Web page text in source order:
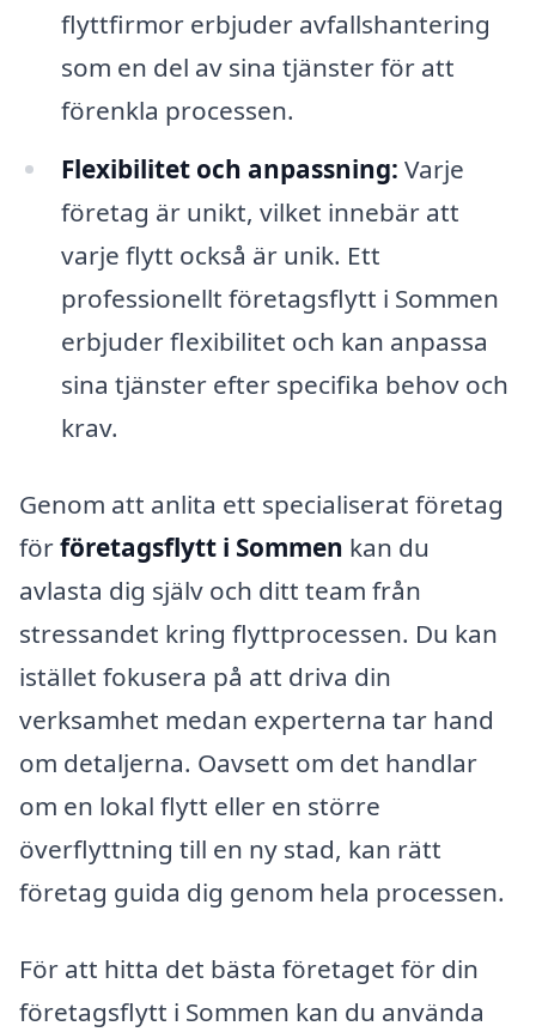
flyttfirmor erbjuder avfallshantering
som en del av sina tjänster för att
förenkla processen.
Flexibilitet och anpassning: Varje
företag är unikt, vilket innebär att
varje flytt också är unik. Ett
professionellt företagsflytt i Sommen
erbjuder flexibilitet och kan anpassa
sina tjänster efter specifika behov och
krav.
Genom att anlita ett specialiserat företag
förföretagsflytt i Sommen kan du
avlasta dig själv och ditt team från
stressandet kring flyttprocessen. Du kan
istället fokusera på att driva din
verksamhet medan experterna tar hand
om detaljerna. Oavsett om det handlar
om en lokal flytt eller en större
överflyttning till en ny stad, kan rätt
företag guida dig genom hela processen.
För att hitta det bästa företaget för din
företagsflytt i Sommen kan du använda